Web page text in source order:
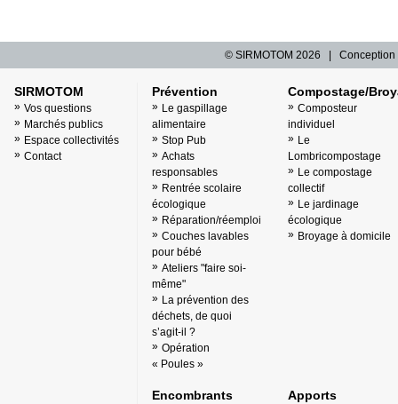
© SIRMOTOM 2026 | Conception
SIRMOTOM
Vos questions
Marchés publics
Espace collectivités
Contact
Prévention
Le gaspillage
alimentaire
Stop Pub
Achats
responsables
Rentrée scolaire
écologique
Réparation/réemploi
Couches lavables
pour bébé
Ateliers "faire soi-
même"
La prévention des
déchets, de quoi
s’agit-il ?
Opération
« Poules »
Compostage/
Composteur
individuel
Le
Lombricompostage
Le compostage
collectif
Le jardinage
écologique
Broyage à domicile
Encombrants Apports